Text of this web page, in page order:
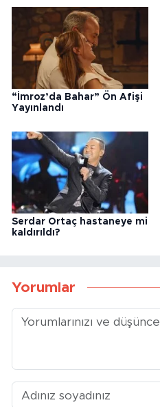
“İmroz’da Bahar” Ön Afişi
Yayınlandı
Serdar Ortaç hastaneye mi
kaldırıldı?
Yorumlar